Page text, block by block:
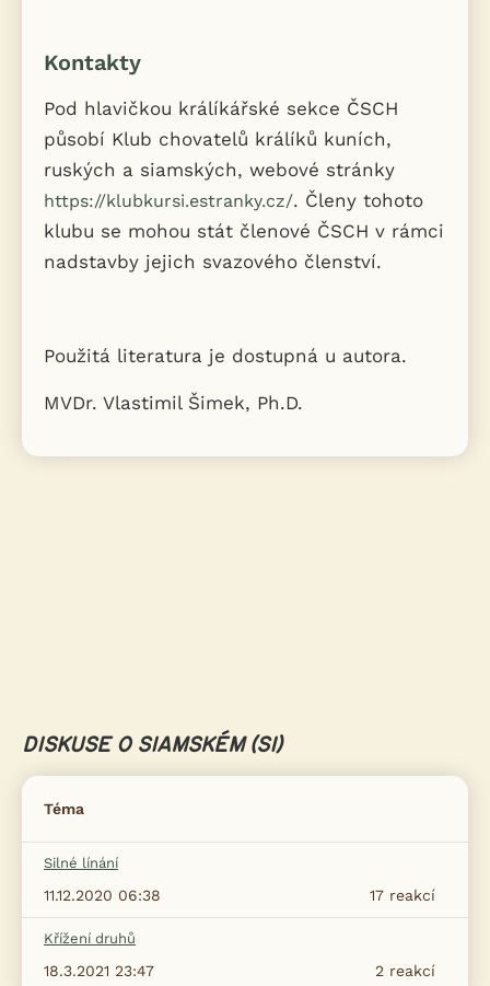
Kontakty
Pod hlavičkou králíkářské sekce ČSCH
působí Klub chovatelů králíků kuních,
ruských a siamských, webové stránky
https://klubkursi.estranky.cz/. Členy tohoto
klubu se mohou stát členové ČSCH v rámci
nadstavby jejich svazového členství.
Použitá literatura je dostupná u autora.
MVDr. Vlastimil Šimek, Ph.D.
DISKUSE O SIAMSKÉM (SI)
Téma
Silné línání
17 reakcí
11.12.2020 06:38
Křížení druhů
2 reakcí
18.3.2021 23:47